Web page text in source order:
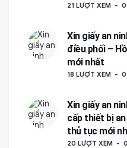
21 LƯỢT XEM
Xin giấy an
điều phối –
mới nhất
18 LƯỢT XEM
Xin giấy an
cấp thiết bị
thủ tục mới
20 LƯỢT XEM